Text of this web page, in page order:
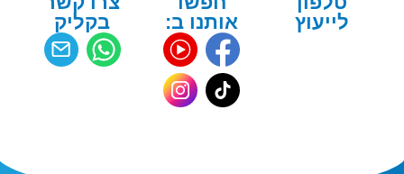
לייעוץ
אותנו ב:
בקליק